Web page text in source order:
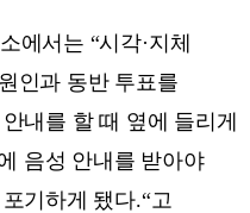
에서는 “시각·지체
인과 동반 투표를
내를 할 때 옆에 들리게
음성 안내를 받아야
기하게 됐다.“고